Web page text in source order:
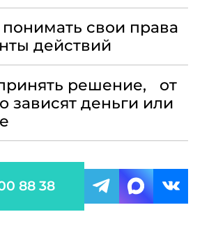
понимать свои права
действий
решение, от
зависят деньги или
88 38